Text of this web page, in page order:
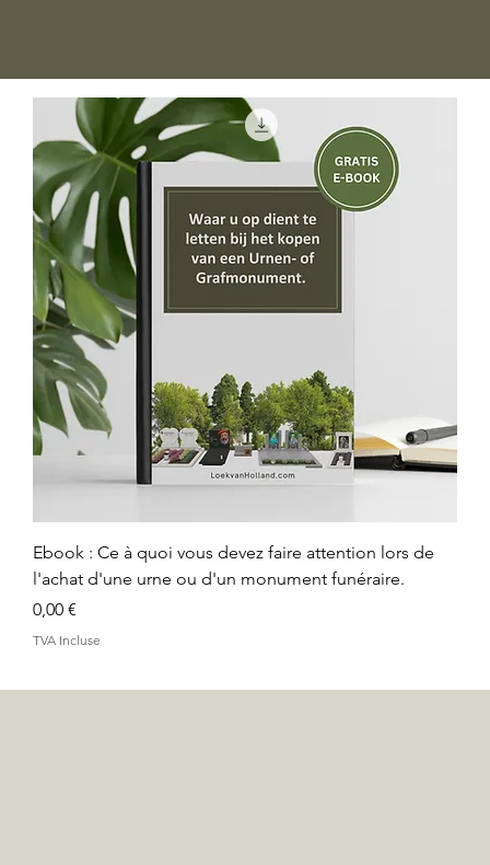
Ebook : Ce à quoi vous devez faire attention lors de
l'achat d'une urne ou d'un monument funéraire.
Prix
0,00 €
TVA Incluse